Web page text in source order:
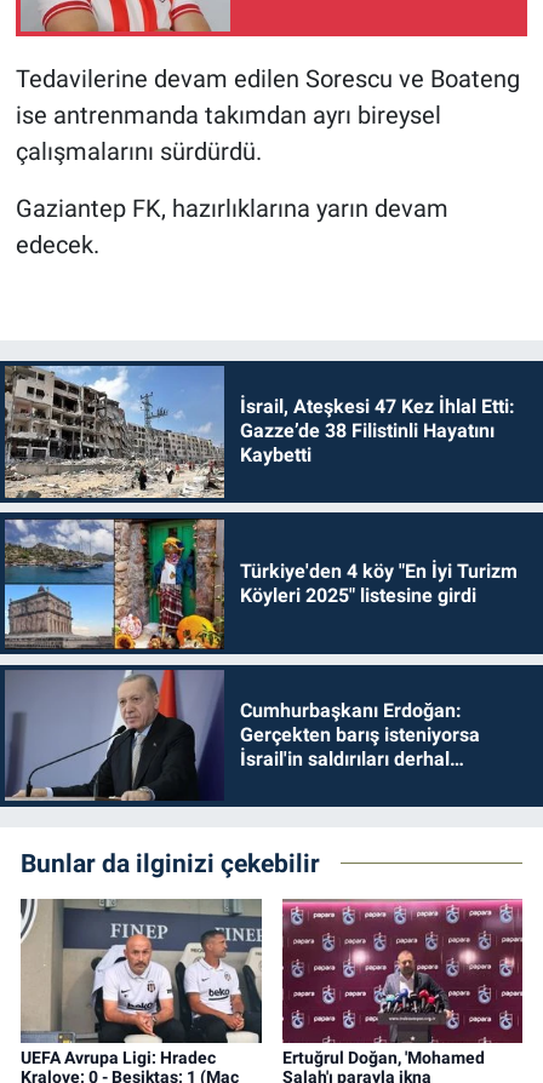
Tedavilerine devam edilen Sorescu ve Boateng
ise antrenmanda takımdan ayrı bireysel
çalışmalarını sürdürdü.
Gaziantep FK, hazırlıklarına yarın devam
edecek.
İsrail, Ateşkesi 47 Kez İhlal Etti:
Gazze’de 38 Filistinli Hayatını
Kaybetti
Türkiye'den 4 köy "En İyi Turizm
Köyleri 2025" listesine girdi
Cumhurbaşkanı Erdoğan:
Gerçekten barış isteniyorsa
İsrail'in saldırıları derhal
Bunlar da ilginizi çekebilir
UEFA Avrupa Ligi: Hradec
Kralove: 0 - Beşiktaş: 1 (Maç
Ertuğrul Doğan, 'Mohamed
Salah'ı parayla ikna